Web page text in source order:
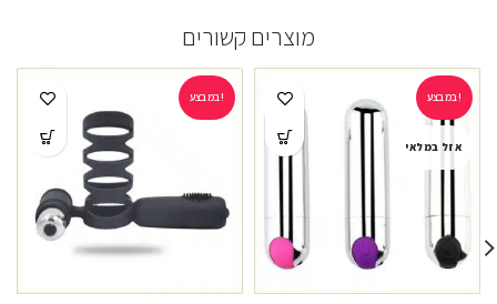
מוצרים קשורים
במבצע!
אזל במלאי
במבצע!